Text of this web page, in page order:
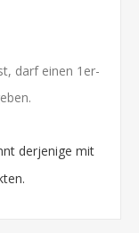
darf einen 1er-
derjenige mit